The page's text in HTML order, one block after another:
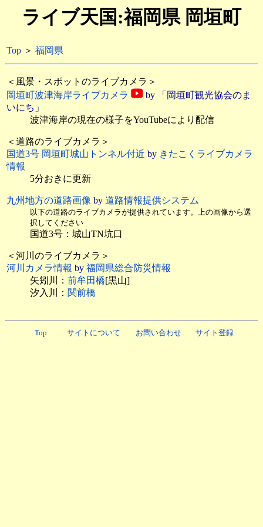
ライブ天国:福岡県 岡垣町
Top ＞ 福岡県
＜風景・スポットのライブカメラ＞
岡垣町波津海岸ライブカメラ
by 「岡垣町観光協会のま
いにち」
波津海岸の現在の様子をYouTubeにより配信
＜道路のライブカメラ＞
国道3号 岡垣町城山トンネル付近 by きたこくライブカメラ
情報
5分おきに更新
九州地方の道路画像 by 道路情報提供システム
以下の道路のライブカメラが提供されています。上の画像から選
択してください
国道3号：城山TN坑口
＜河川のライブカメラ＞
河川カメラ情報 by 福岡県総合防災情報
矢矧川： 前牟田橋[黒山]
汐入川： 関前橋
Top サイトについて お問い合わせ サイト登録